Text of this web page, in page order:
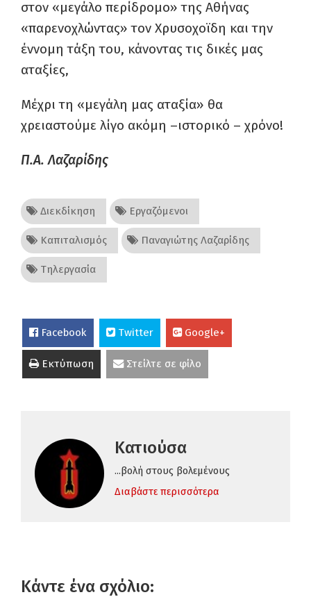
στον «μεγάλο περίδρομο» της Αθήνας
«παρενοχλώντας» τον Χρυσοχοϊδη και την
έννομη τάξη του, κάνοντας τις δικές μας
αταξίες,
Μέχρι τη «μεγάλη μας αταξία» θα
χρειαστούμε λίγο ακόμη –ιστορικό – χρόνο!
Π.Α. Λαζαρίδης
Διεκδίκηση Εργαζόμενοι
Καπιταλισμός Παναγιώτης Λαζαρίδης
Τηλεργασία
Facebook Twitter Google+
Εκτύπωση Στείλτε σε φίλο
Κατιούσα
...βολή στους βολεμένους
Διαβάστε περισσότερα
Κάντε ένα σχόλιο: